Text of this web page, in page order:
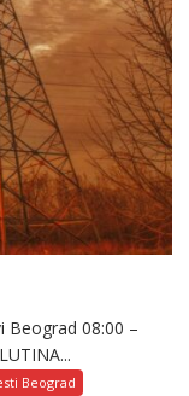
Beograd 08:00 –
Beograd